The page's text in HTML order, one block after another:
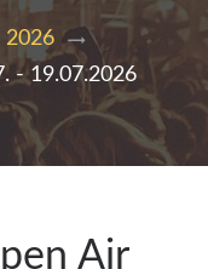
2026
- 19.07.2026
Air